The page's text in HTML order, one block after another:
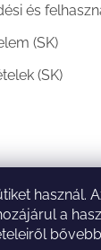
használ.
a
és
(SK)
(SK)